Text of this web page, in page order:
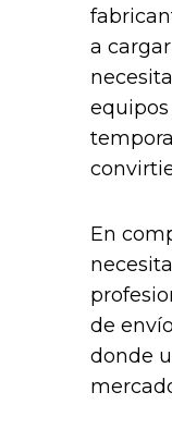
a
En
de
donde